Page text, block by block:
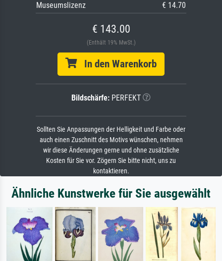
Museumslizenz
€ 14.70
€ 143.00
(Enthält 19% MwSt.)
In den Warenkorb
Bildschärfe: PERFEKT
Sollten Sie Anpassungen der Helligkeit und Farbe oder
auch einen Zuschnitt des Motivs wünschen, nehmen
wir diese Änderungen gerne und ohne zusätzliche
Kosten für Sie vor. Zögern Sie bitte nicht, uns zu
kontaktieren.
Ähnliche Kunstwerke für Sie ausgewählt